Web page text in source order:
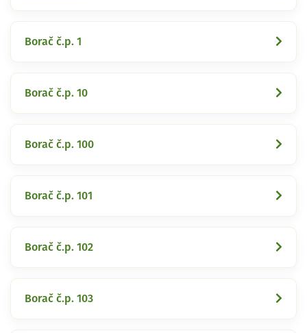
Borač č.p. 1
Borač č.p. 10
Borač č.p. 100
Borač č.p. 101
Borač č.p. 102
Borač č.p. 103